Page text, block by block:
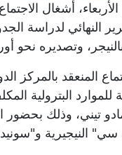
أشغال
النهائي لدراسة
وتصديره نحو
المنعقد بالمركز
البترولية
تيني، وذلك
النيجيرية